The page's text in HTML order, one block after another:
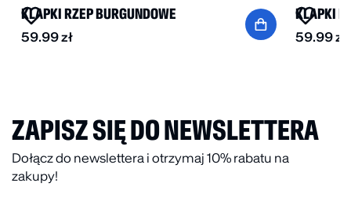
KLAPKI RZEP BURGUNDOWE
59.99zł
KLAPKI
59.99zł
ZAPISZ SIĘ DO NEWSLETTERA
Dołącz do newslettera i otrzymaj 10% rabatu na
zakupy!